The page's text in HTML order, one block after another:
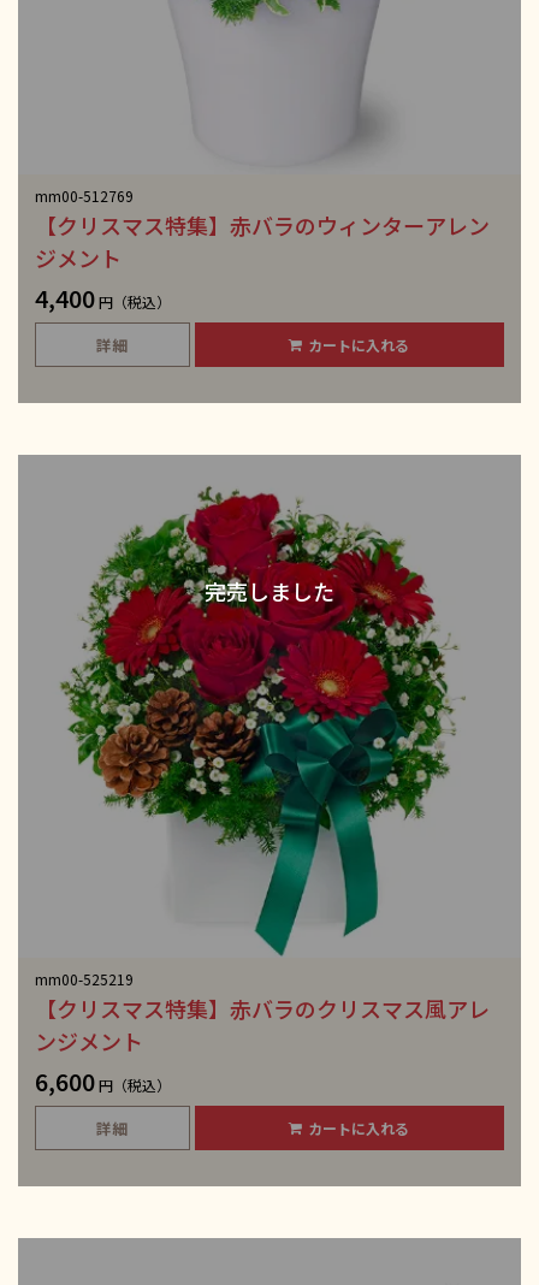
mm00-512769
【クリスマス特集】赤バラのウィンターアレン
ジメント
4,400円（税込）
詳細 カートに入れる
mm00-525219
【クリスマス特集】赤バラのクリスマス風アレ
ンジメント
6,600円（税込）
詳細 カートに入れる